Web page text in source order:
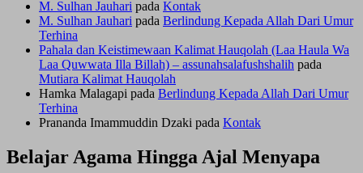
M. Sulhan Jauhari pada Kontak
M. Sulhan Jauhari pada Berlindung Kepada Allah Dari Umur
Terhina
Pahala dan Keistimewaan Kalimat Hauqolah (Laa Haula Wa
Laa Quwwata Illa Billah) – assunahsalafushshalih pada
Mutiara Kalimat Hauqolah
Hamka Malagapi pada Berlindung Kepada Allah Dari Umur
Terhina
Prananda Imammuddin Dzaki pada Kontak
Belajar Agama Hingga Ajal Menyapa